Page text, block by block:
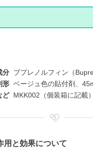
分 ブプレノルフィン（
形 ベージュ色の貼付剤、
ど MKK002（個装箱に記載）
用と効果について